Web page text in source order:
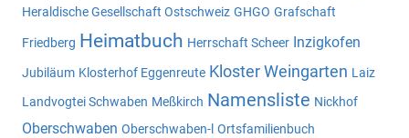
Heraldische Gesellschaft Ostschweiz GHGO Grafschaft
Friedberg Heimatbuch Herrschaft Scheer Inzigkofen
Jubiläum Klosterhof Eggenreute Kloster Weingarten Laiz
Landvogtei Schwaben Meßkirch Namensliste Nickhof
Oberschwaben Oberschwaben-l Ortsfamilienbuch